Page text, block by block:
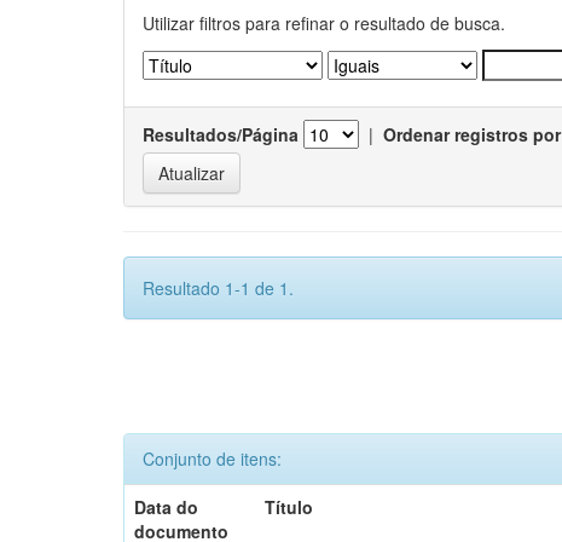
Utilizar filtros para refinar o resultado de busca.
Resultados/Página | Ordenar registros por
Resultado 1-1 de 1.
Conjunto de itens:
Data do
documento
Título